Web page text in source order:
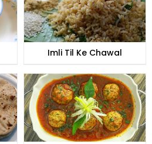
Imli Til Ke Chawal